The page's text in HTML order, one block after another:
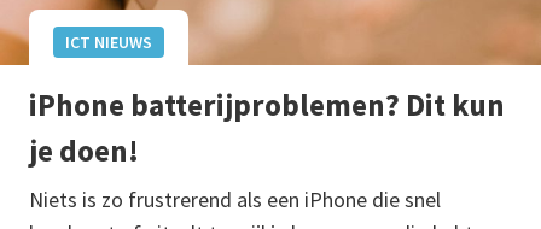
ICT NIEUWS
iPhone batterijproblemen? Dit kun
je doen!
Niets is zo frustrerend als een iPhone die snel